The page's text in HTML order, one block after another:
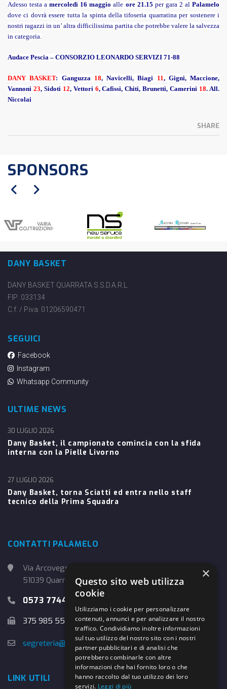
Adesso testa a mercoledì 16 maggio alle ore 21.15 per gara 2 alPalamelo
dove ci dovrà essere tutta la spinta della tifoseria quarratina per sostenere i
nostri ragazzi in un’ altra difficilissima partita che potrebbe valere la salvezza
in categoria.
Audace Pescia – CONSORZIO LEONARDO SERVIZI 71-88
DANY BASKET: Ganguzza 18, Navicelli, Biagi 11, Gigni, Maccione,
Vannoni 23, Sidoti 12, Vettori 6, Cafissi, Chiti, Brunetti, Camerini 18. All.
Niccolai
SHARE
SPONSORS
DANY BASKET
DANY BASKET QUARRATA S.S.D.A.R.L.
FIP: 033134
C.f. / P.iva: 01206590471
SEGUICI
Facebook
Instagram
Whatsapp Community
ULTIME NEWS
Dany Basket, il campionato comincia con la sfida
interna con la Pielle Livorno
30 LUGLIO 2026
Dany Basket, torna Sciatti ed entra nello staff
tecnico della Prima Squadra
27 LUGLIO 2026
CONTATTI PALAMELO
Via Arcoveggio, 4
51039 Quarrata (PT)
0573 774457
375 985 5526
segreteria@danybasket.it
LINK UTILI
×
Questo sito web utilizza
cookie
Utilizziamo i cookie per personalizzare
contenuti, annunci e per analizzare il nostro
traffico. Condividiamo inoltre informazioni
sul tuo utilizzo del nostro sito con i nostri
partner pubblicitari e di analisi che
potrebbero combinarle con altre
informazioni che hai fornito loro o che
hanno raccolto dal tuo utilizzo dei loro
servizi. Leggi di più